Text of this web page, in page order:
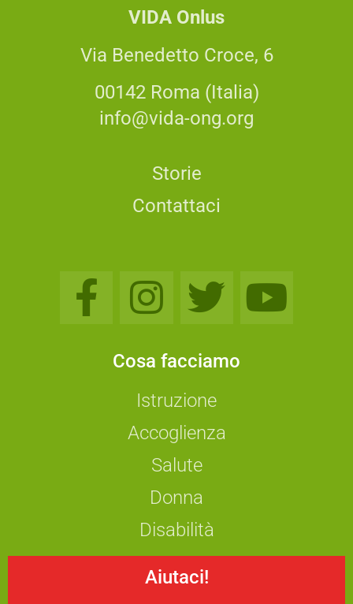
VIDA Onlus
Via Benedetto Croce, 6
00142 Roma (Italia)
info@vida-ong.org
Storie
Contattaci
Cosa facciamo
Istruzione
Accoglienza
Salute
Donna
Disabilità
Aiutaci!